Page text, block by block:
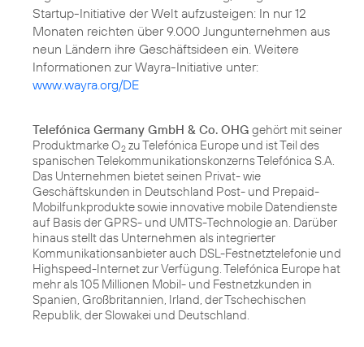
Startup-Initiative der Welt aufzusteigen: In nur 12
Monaten reichten über 9.000 Jungunternehmen aus
neun Ländern ihre Geschäftsideen ein. Weitere
Informationen zur Wayra-Initiative unter:
www.wayra.org/DE
Telefónica Germany GmbH & Co. OHG gehört mit seiner
Produktmarke O2 zu Telefónica Europe und ist Teil des
spanischen Telekommunikationskonzerns Telefónica S.A.
Das Unternehmen bietet seinen Privat- wie
Geschäftskunden in Deutschland Post- und Prepaid-
Mobilfunkprodukte sowie innovative mobile Datendienste
auf Basis der GPRS- und UMTS-Technologie an. Darüber
hinaus stellt das Unternehmen als integrierter
Kommunikationsanbieter auch DSL-Festnetztelefonie und
Highspeed-Internet zur Verfügung. Telefónica Europe hat
mehr als 105 Millionen Mobil- und Festnetzkunden in
Spanien, Großbritannien, Irland, der Tschechischen
Republik, der Slowakei und Deutschland.